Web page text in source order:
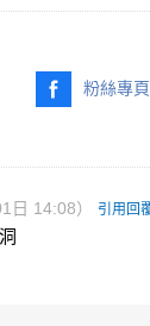
粉絲專頁
日 14:08） 引用回